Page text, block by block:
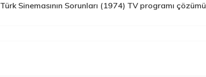
Türk Sinemasının Sorunları (1974) TV programı çözümü